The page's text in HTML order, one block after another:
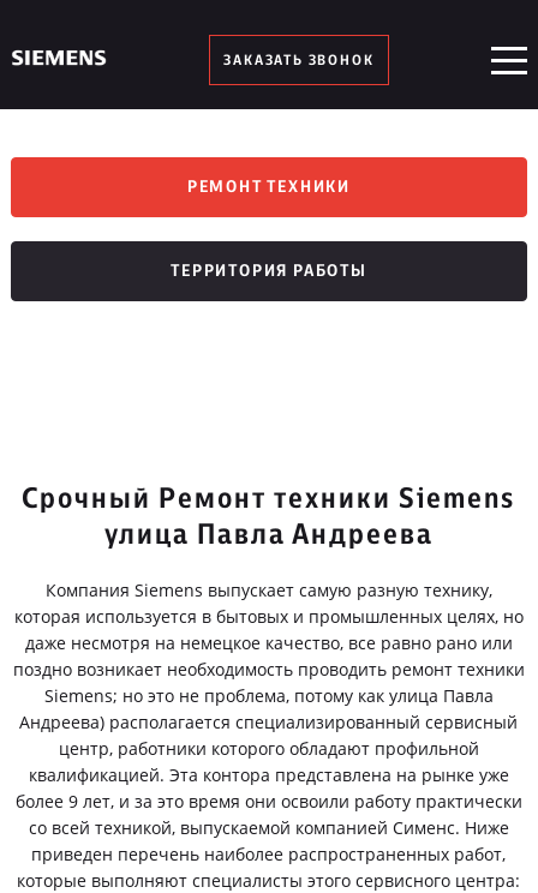
ЗАКАЗАТЬ ЗВОНОК
РЕМОНТ ТЕХНИКИ
ТЕРРИТОРИЯ РАБОТЫ
Срочный Ремонт техники Siemens
улица Павла Андреева
Компания Siemens выпускает самую разную технику,
которая используется в бытовых и промышленных целях, но
даже несмотря на немецкое качество, все равно рано или
поздно возникает необходимость проводить ремонт техники
Siemens; но это не проблема, потому как улица Павла
Андреева) располагается специализированный сервисный
центр, работники которого обладают профильной
квалификацией. Эта контора представлена на рынке уже
более 9 лет, и за это время они освоили работу практически
со всей техникой, выпускаемой компанией Сименс. Ниже
приведен перечень наиболее распространенных работ,
которые выполняют специалисты этого сервисного центра: